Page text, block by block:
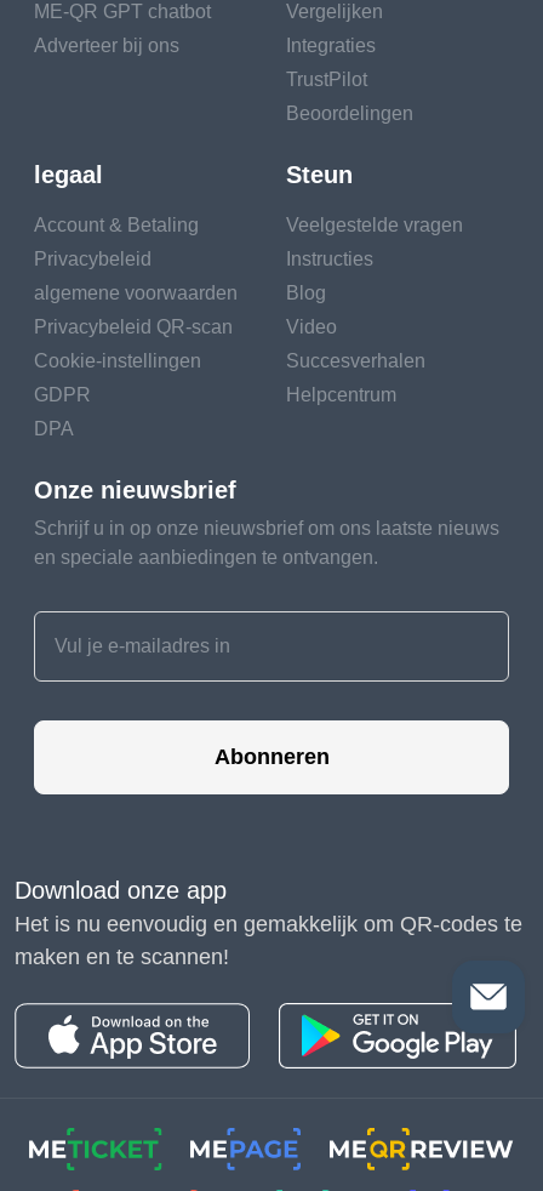
ME-QR GPT chatbot
Adverteer bij ons
Vergelijken
Integraties
TrustPilot
Beoordelingen
legaal
Account & Betaling
Privacybeleid
algemene voorwaarden
Privacybeleid QR-scan
Cookie-instellingen
GDPR
DPA
Steun
Veelgestelde vragen
Instructies
Blog
Video
Succesverhalen
Helpcentrum
Onze nieuwsbrief
Schrijf u in op onze nieuwsbrief om ons laatste nieuws
en speciale aanbiedingen te ontvangen.
Abonneren
Download onze app
Het is nu eenvoudig en gemakkelijk om QR-codes te
maken en te scannen!